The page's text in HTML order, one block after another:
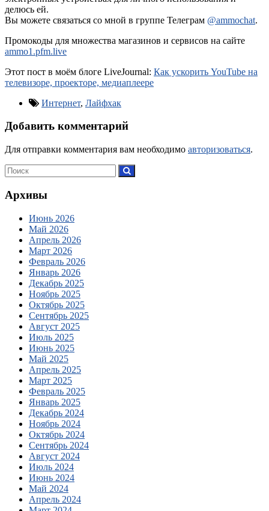
делюсь ей.
Вы можете связаться со мной в группе Телеграм @ammochat.
Промокоды для множества магазинов и сервисов на сайте
ammo1.pfm.live
Этот пост в моём блоге LiveJournal: Как ускорить YouTube на
телевизоре, проекторе, медиаплеере
Интернет, Лайфхак
Добавить комментарий
Для отправки комментария вам необходимо авторизоваться.
Архивы
Июнь 2026
Май 2026
Апрель 2026
Март 2026
Февраль 2026
Январь 2026
Декабрь 2025
Ноябрь 2025
Октябрь 2025
Сентябрь 2025
Август 2025
Июль 2025
Июнь 2025
Май 2025
Апрель 2025
Март 2025
Февраль 2025
Январь 2025
Декабрь 2024
Ноябрь 2024
Октябрь 2024
Сентябрь 2024
Август 2024
Июль 2024
Июнь 2024
Май 2024
Апрель 2024